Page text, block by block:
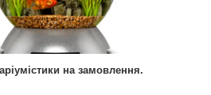
на замовлення.